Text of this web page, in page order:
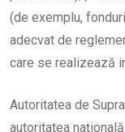
(de exemplu,
adecvat de
care se realizează
Autoritatea de
autoritatea